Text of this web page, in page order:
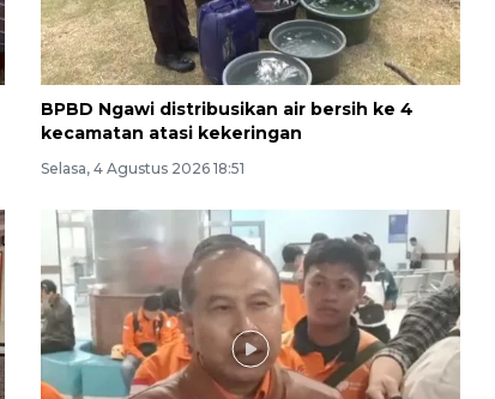
BPBD Ngawi distribusikan air bersih ke 4
kecamatan atasi kekeringan
Selasa, 4 Agustus 2026 18:51